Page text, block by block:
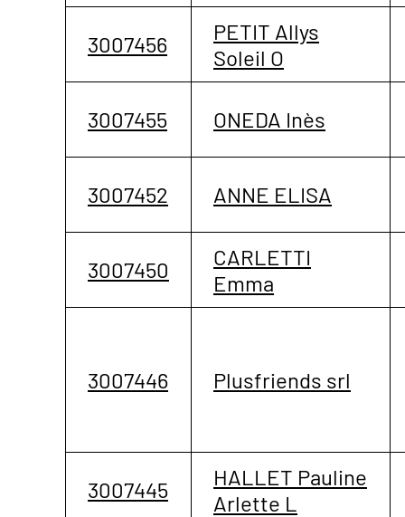
3007456
PETIT Allys
Soleil O
3007455 ONEDA Inès
3007452 ANNE ELISA
3007450
CARLETTI
Emma
3007446 Plusfriends srl
3007445
HALLET Pauline
Arlette L